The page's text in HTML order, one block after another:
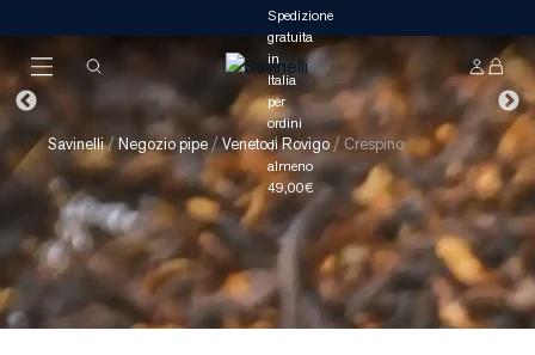
Savinelli/ Negozio pipe/Veneto/Rovigo / Crespino